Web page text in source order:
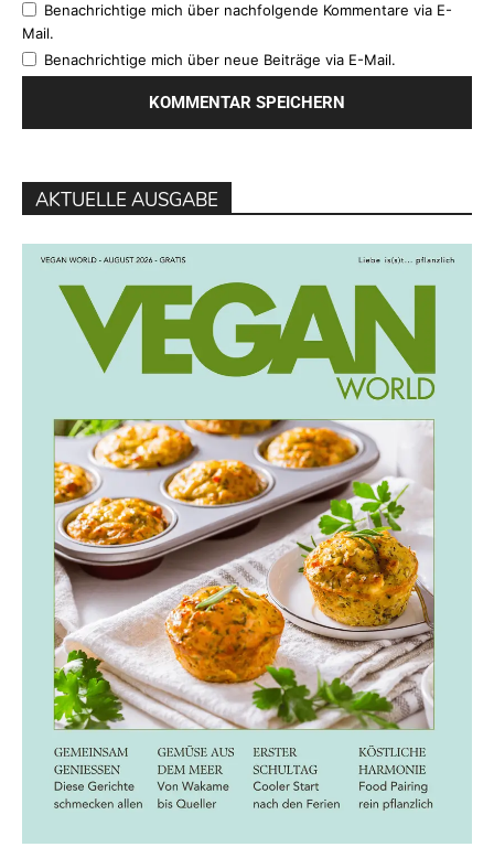
Benachrichtige mich über nachfolgende Kommentare via E-
Mail.
Benachrichtige mich über neue Beiträge via E-Mail.
AKTUELLE AUSGABE